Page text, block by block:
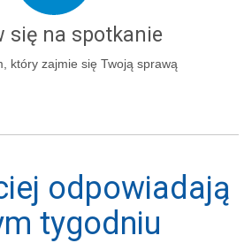
się na spotkanie
który zajmie się Twoją sprawą
odpowiadają
tygodniu